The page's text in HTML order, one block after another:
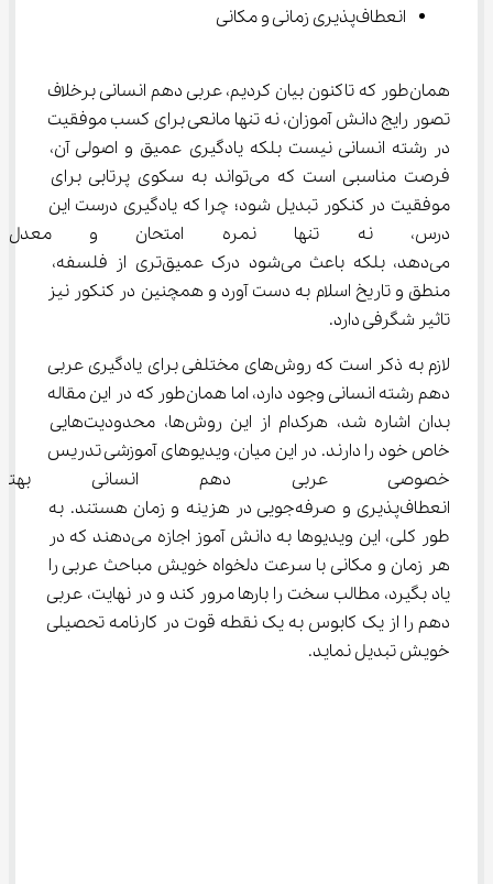
انعطاف‌پذیری زمانی و مکانی
همان‌طور که تاکنون بیان کردیم، عربی دهم انسانی برخلاف
تصور رایج دانش آموزان، نه تنها مانعی برای کسب موفقیت
در رشته انسانی نیست بلکه یادگیری عمیق و اصولی آن،
فرصت مناسبی است که می‌تواند به سکوی پرتابی برای
موفقیت در کنکور تبدیل شود؛ چرا که یادگیری درست این
درس، نه‌ تنها نمره امتحان و
می‌دهد، بلکه باعث می‌شود درک عمیق‌تری از فلسفه،
منطق و تاریخ اسلام به دست آورد و همچنین در کنکور نیز
تاثیر شگرفی دارد.
لازم به ذکر است که روش‌های مختلفی برای یادگیری عربی
دهم رشته انسانی وجود دارد، اما همان‌طور که در این مقاله
بدان اشاره شد، هرکدام از این روش‌ها، محدودیت‌هایی
خاص خود را دارند. در این میان، ویدیوهای آموزشی تدریس
خصوصی عربی دهم انسانی
انعطاف‌پذیری و صرفه‌جویی در هزینه و زمان هستند. به
طور کلی، این ویدیوها به دانش‌ آموز اجازه می‌دهند که در
هر زمان و مکانی با سرعت دلخواه خویش مباحث عربی را
یاد بگیرد، مطالب سخت را بارها مرور کند و در نهایت، عربی
دهم را از یک کابوس به یک نقطه قوت در کارنامه تحصیلی
خویش تبدیل نماید.